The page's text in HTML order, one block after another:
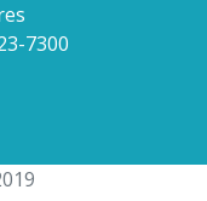
7300